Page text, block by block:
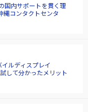
国内サポートを貫く理
縄コンタクトセンタ
ルディスプレイ
して分かったメリット